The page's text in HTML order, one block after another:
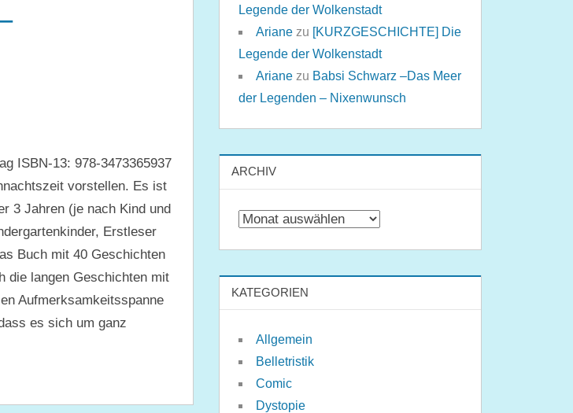
ISBN-13: 978-3473365937
vorstellen. Es ist
3 Jahren (je nach Kind und
Erstleser
Buch mit 40 Geschichten
die langen Geschichten mit
Aufmerksamkeitsspanne
es sich um ganz
Legende der Wolkenstadt
Ariane zu [KURZGESCHICHTE] Die
Legende der Wolkenstadt
Ariane zu Babsi Schwarz –Das Meer
der Legenden – Nixenwunsch
ARCHIV
Archiv
KATEGORIEN
Allgemein
Belletristik
Comic
Dystopie